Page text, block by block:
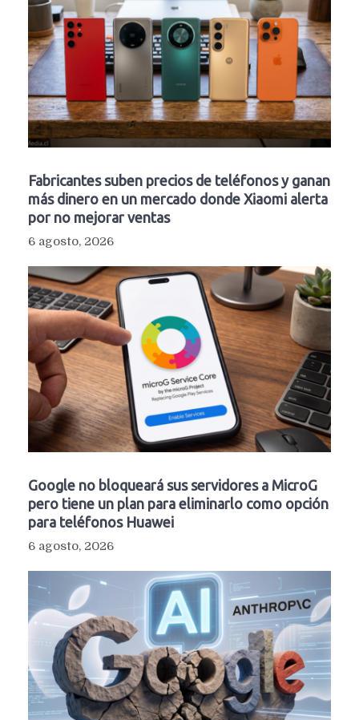
Fabricantes suben precios de teléfonos y ganan
más dinero en un mercado donde Xiaomi alerta
por no mejorar ventas
6 agosto, 2026
Google no bloqueará sus servidores a MicroG
pero tiene un plan para eliminarlo como opción
para teléfonos Huawei
6 agosto, 2026